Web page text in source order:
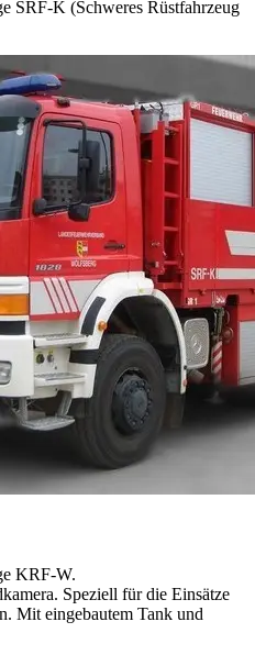
SRF-K (Schweres Rüstfahrzeug
KRF-W.
Speziell für die Einsätze
Mit eingebautem Tank und